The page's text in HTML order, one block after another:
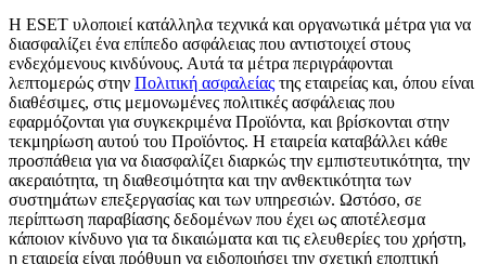
Η ESET υλοποιεί κατάλληλα τεχνικά και οργανωτικά μέτρα για να
διασφαλίζει ένα επίπεδο ασφάλειας που αντιστοιχεί στους
ενδεχόμενους κινδύνους. Αυτά τα μέτρα περιγράφονται
λεπτομερώς στην Πολιτική ασφαλείας της εταιρείας και, όπου είναι
διαθέσιμες, στις μεμονωμένες πολιτικές ασφάλειας που
εφαρμόζονται για συγκεκριμένα Προϊόντα, και βρίσκονται στην
τεκμηρίωση αυτού του Προϊόντος. Η εταιρεία καταβάλλει κάθε
προσπάθεια για να διασφαλίζει διαρκώς την εμπιστευτικότητα, την
ακεραιότητα, τη διαθεσιμότητα και την ανθεκτικότητα των
συστημάτων επεξεργασίας και των υπηρεσιών. Ωστόσο, σε
περίπτωση παραβίασης δεδομένων που έχει ως αποτέλεσμα
κάποιον κίνδυνο για τα δικαιώματα και τις ελευθερίες του χρήστη,
η εταιρεία είναι πρόθυμη να ειδοποιήσει την σχετική εποπτική